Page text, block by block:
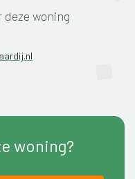
woning
woning?